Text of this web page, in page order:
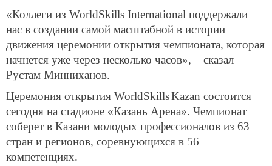
«Коллеги из WorldSkills International поддержали
нас в создании самой масштабной в истории
движения церемонии открытия чемпионата, которая
начнется уже через несколько часов», – сказал
Рустам Минниханов.
Церемония открытия WorldSkillsKazan состоится
сегодня на стадионе «Казань Арена». Чемпионат
соберет в Казани молодых профессионалов из 63
стран и регионов, соревнующихся в 56
компетенциях.